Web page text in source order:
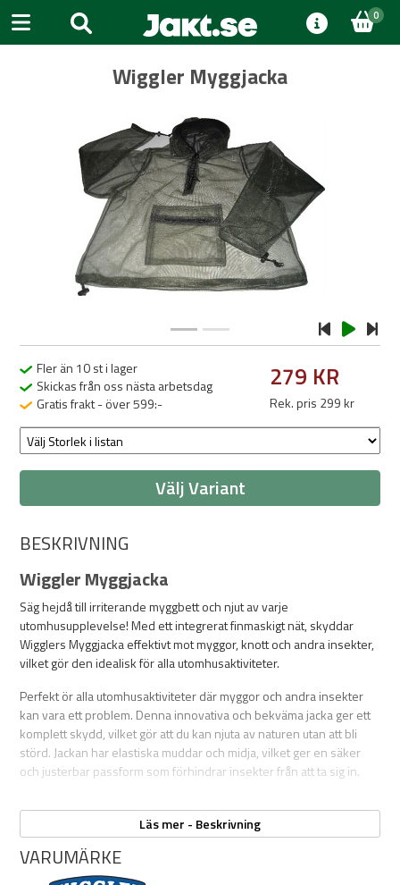
0
Wiggler Myggjacka
Fler än 10 st i lager
Skickas från oss nästa arbetsdag
Gratis frakt - över 599:-
279 KR
Rek. pris 299 kr
Välj Variant
BESKRIVNING
Wiggler Myggjacka
Säg hejdå till irriterande myggbett och njut av varje
utomhusupplevelse! Med ett integrerat finmaskigt nät, skyddar
Wigglers Myggjacka effektivt mot myggor, knott och andra insekter,
vilket gör den idealisk för alla utomhusaktiviteter.
Perfekt ör alla utomhusaktiviteter där myggor och andra insekter
kan vara ett problem. Denna innovativa och bekväma jacka ger ett
komplett skydd, vilket gör att du kan njuta av naturen utan att bli
störd. Jackan har elastiska muddar och midja, vilket ger en säker
och justerbar passform som förhindrar insekter från att ta sig in.
enkel att ta med på alla dina äventyr, från camping och fiske till
skogsutflykter.
Egenskaper:
Läs mer - Beskrivning
VARUMÄRKE